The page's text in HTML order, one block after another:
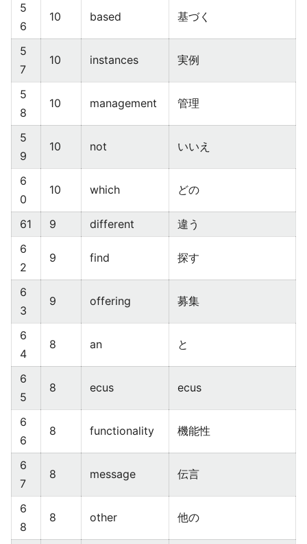
5
6
10 based 基づく
5
7
10 instances 実例
5
8
10 management 管理
5
9
10 not いいえ
6
0
10 which どの
61 9 different
違う
6
2
9 find 探す
6
3
9 offering 募集
6
4
8 an と
6
5
8 ecus ecus
6
6
8 functionality 機能性
6
7
8 message 伝言
6
8
8 other 他の